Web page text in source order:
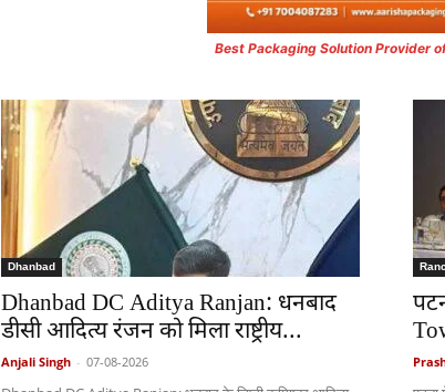
Best Packaging Solution Provider
Dhanbad
Dhanbad DC Aditya Ranjan: धनबाद
डीसी आदित्य रंजन को मिला राष्ट्रीय...
Anjali Singh - 07-08-2026